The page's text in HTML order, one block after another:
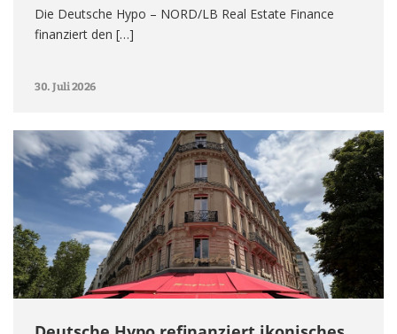
Die Deutsche Hypo – NORD/LB Real Estate Finance
finanziert den […]
30. Juli 2026